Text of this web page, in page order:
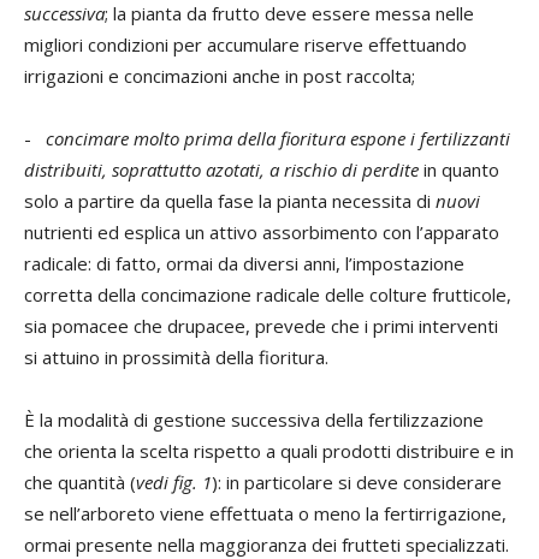
successiva; la pianta da frutto deve essere messa nelle
migliori condizioni per accumulare riserve effettuando
irrigazioni e concimazioni anche in post raccolta;
- concimare molto prima della fioritura espone i fertilizzanti
distribuiti, soprattutto azotati, a rischio di perdite in quanto
solo a partire da quella fase la pianta necessita di nuovi
nutrienti ed esplica un attivo assorbimento con l’apparato
radicale: di fatto, ormai da diversi anni, l’impostazione
corretta della concimazione radicale delle colture frutticole,
sia pomacee che drupacee, prevede che i primi interventi
si attuino in prossimità della fioritura.
È la modalità di gestione successiva della fertilizzazione
che orienta la scelta rispetto a quali prodotti distribuire e in
che quantità (vedi fig. 1): in particolare si deve considerare
se nell’arboreto viene effettuata o meno la fertirrigazione,
ormai presente nella maggioranza dei frutteti specializzati.